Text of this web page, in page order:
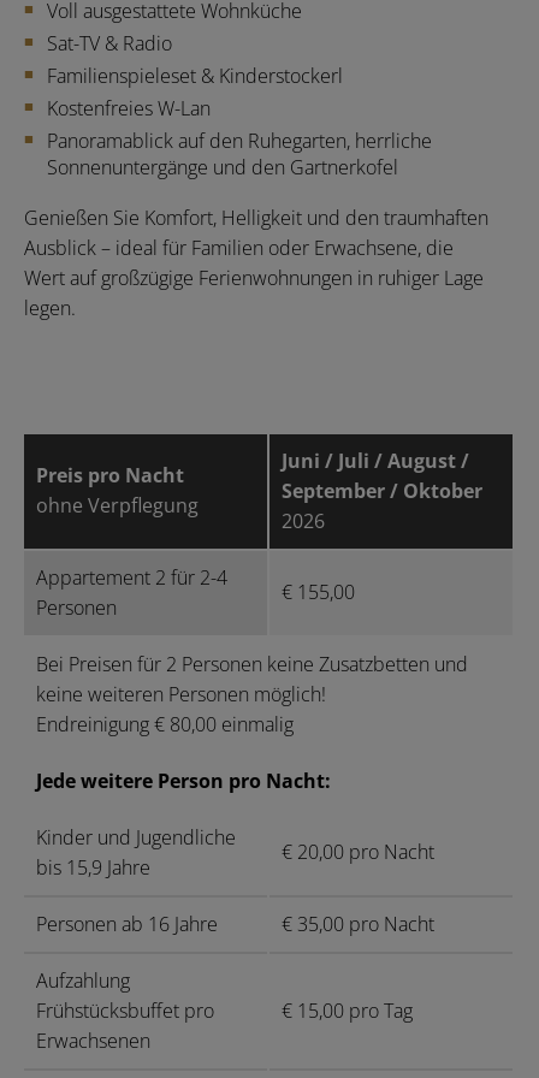
Voll ausgestattete Wohnküche
Sat-TV & Radio
Familienspieleset & Kinderstockerl
Kostenfreies W-Lan
Panoramablick auf den Ruhegarten, herrliche
Sonnenuntergänge und den Gartnerkofel
Genießen Sie Komfort, Helligkeit und den traumhaften
Ausblick – ideal für Familien oder Erwachsene, die
Wert auf großzügige Ferienwohnungen in ruhiger Lage
legen.
Preis pro Nacht
ohne Verpflegung
Juni / Juli / August /
September / Oktober
2026
Appartement 2 für 2-4
Personen
€ 155,00
Bei Preisen für 2 Personen keine Zusatzbetten und
keine weiteren Personen möglich!
Endreinigung € 80,00 einmalig
Jede weitere Person pro Nacht:
Kinder und Jugendliche
bis 15,9 Jahre
€ 20,00 pro Nacht
Personen ab 16 Jahre € 35,00 pro Nacht
Aufzahlung
Frühstücksbuffet pro
Erwachsenen
€ 15,00 pro Tag